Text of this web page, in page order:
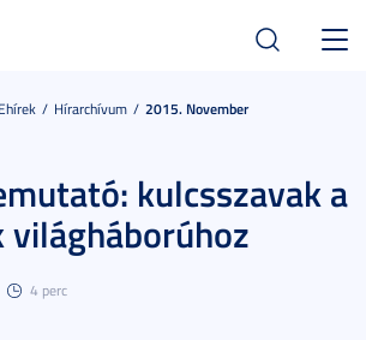
Hírarchívum 2015. November
kulcsszavak a
világháborúhoz
4 perc